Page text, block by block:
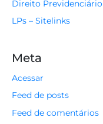
Direito Previdenciário
LPs – Sitelinks
Meta
Acessar
Feed de posts
Feed de comentários